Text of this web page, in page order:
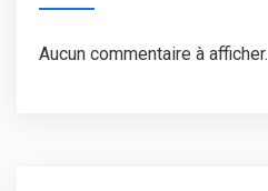
Aucun commentaire à afficher.